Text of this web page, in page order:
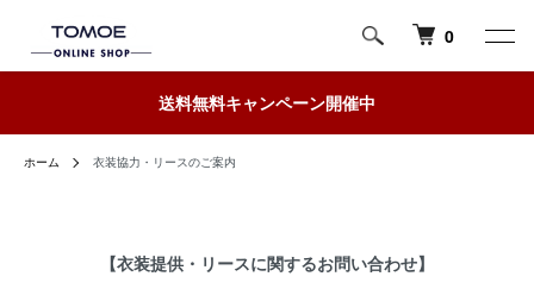
0
送料無料キャンペーン開催中
ホーム 衣装協力・リースのご案内
【衣装提供・リースに関するお問い合わせ】